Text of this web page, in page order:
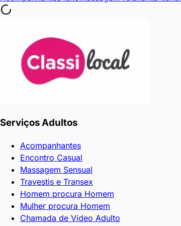
de
perto.
inicialmente
limites
o
preferem
partir
disso
vou
satisfazer
Serviços Adultos
Acompanhantes
Encontro Casual
Massagem Sensual
Travestis e Transex
Homem procura Homem
Mulher procura Homem
Chamada de Vídeo Adulto